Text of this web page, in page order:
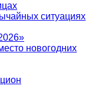
ситуациях
новогодних